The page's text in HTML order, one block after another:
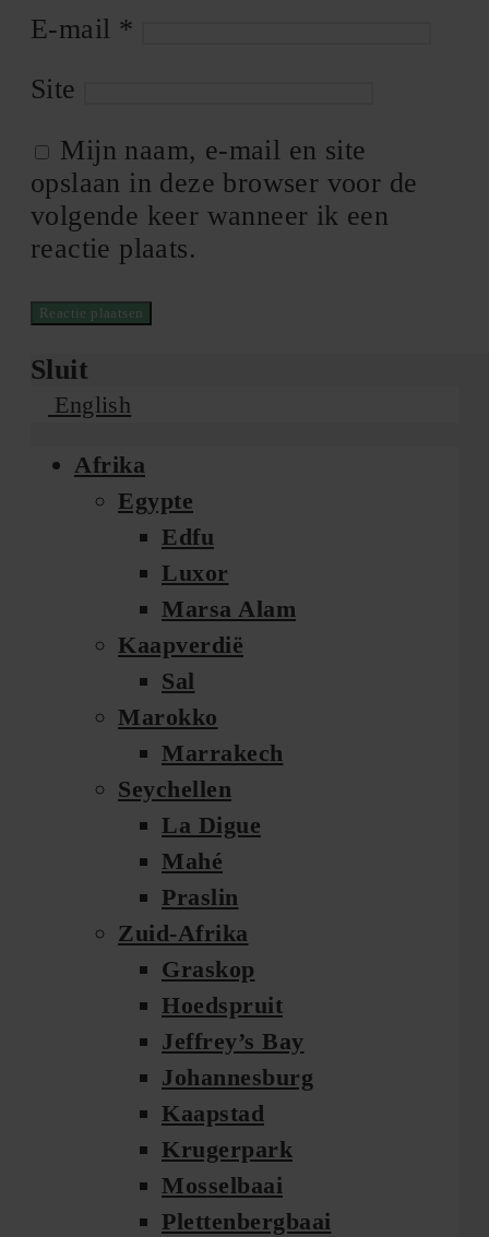
E-mail *
Site
Mijn naam, e-mail en site
opslaan in deze browser voor de
volgende keer wanneer ik een
reactie plaats.
Sluit
English
Afrika
Egypte
Edfu
Luxor
Marsa Alam
Kaapverdië
Sal
Marokko
Marrakech
Seychellen
La Digue
Mahé
Praslin
Zuid-Afrika
Graskop
Hoedspruit
Jeffrey’s Bay
Johannesburg
Kaapstad
Krugerpark
Mosselbaai
Plettenbergbaai